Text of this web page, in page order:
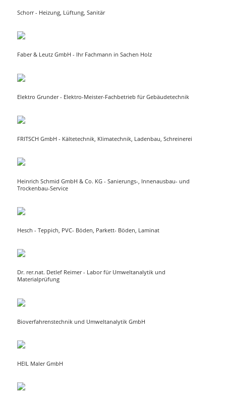
Schorr - Heizung, Lüftung, Sanitär
Faber & Leutz GmbH - Ihr Fachmann in Sachen Holz
Elektro Grunder - Elektro-Meister-Fachbetrieb für Gebäudetechnik
FRITSCH GmbH - Kältetechnik, Klimatechnik, Ladenbau, Schreinerei
Heinrich Schmid GmbH & Co. KG - Sanierungs-, Innenausbau- und
Trockenbau-Service
Hesch - Teppich, PVC- Böden, Parkett- Böden, Laminat
Dr. rer.nat. Detlef Reimer - Labor für Umweltanalytik und
Materialprüfung
Bioverfahrenstechnik und Umweltanalytik GmbH
HEIL Maler GmbH